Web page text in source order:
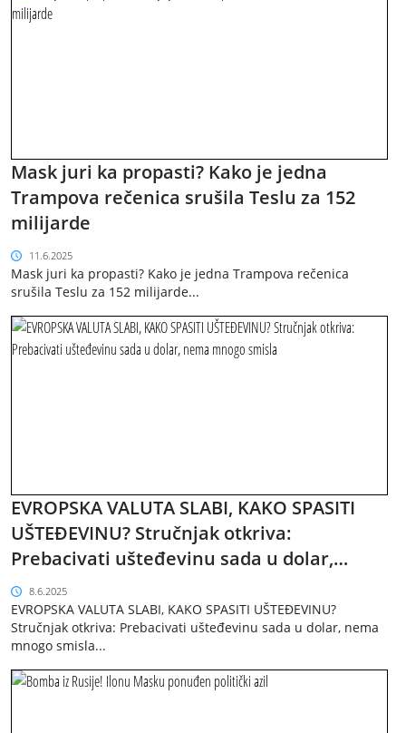
Mask juri ka propasti? Kako je jedna
Trampova rečenica srušila Teslu za 152
milijarde
11.6.2025
Mask juri ka propasti? Kako je jedna Trampova rečenica
srušila Teslu za 152 milijarde...
EVROPSKA VALUTA SLABI, KAKO SPASITI
UŠTEĐEVINU? Stručnjak otkriva:
Prebacivati ušteđevinu sada u dolar,
nema mnogo smisla
8.6.2025
EVROPSKA VALUTA SLABI, KAKO SPASITI UŠTEĐEVINU?
Stručnjak otkriva: Prebacivati ušteđevinu sada u dolar, nema
mnogo smisla...